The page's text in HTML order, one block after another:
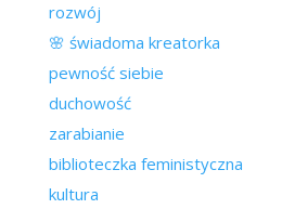
rozwój
🌸 świadoma kreatorka
pewność siebie
duchowość
zarabianie
biblioteczka feministyczna
kultura